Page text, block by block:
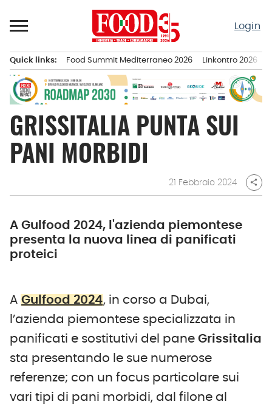
al
Login
principale
Quick links: Food Summit Mediterraneo 2026 Linkontro 2026
GRISSITALIA PUNTA SUI
PANI MORBIDI
21 Febbraio 2024 share
A Gulfood 2024, l'azienda piemontese
presenta la nuova linea di panificati
proteici
A Gulfood 2024, in corso a Dubai,
l’azienda piemontese specializzata in
panificati e sostitutivi del pane Grissitalia
sta presentando le sue numerose
referenze; con un focus particolare sui
vari tipi di pani morbidi, dal filone al